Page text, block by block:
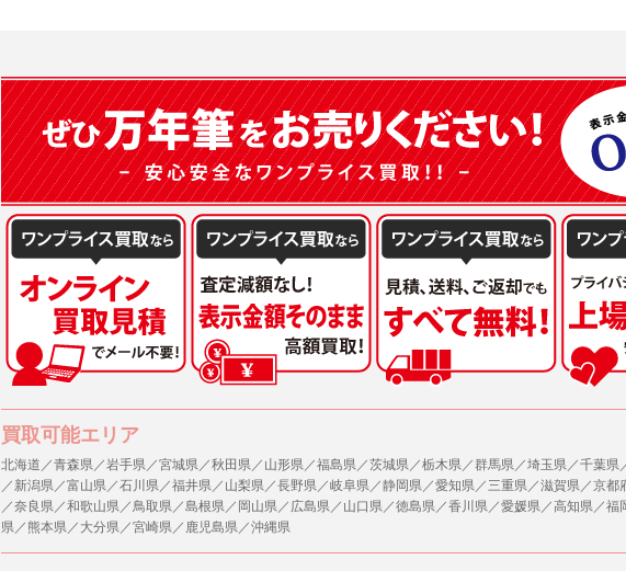
(1)ご本人の同意がある場合。なお第三者に提供する場合には原則として、機密保持、再提供の
止することを契約の条件といたします。
(2)法令等により開示を求められた場合。
(3)ご本人または公衆の生命、身体又は財産の保護のために必要がある場合であって、本人の同
(4)国の機関若しくは地方公共団体又はその委託を受けた者が法令の定める事務を遂行すること
本人の同意を得ることにより当該事務の遂行に支障を及ぼすおそれがあるとき。
(5)業務を円滑に進めるために、外部業者に個人データの一部又は全部の処理を委託する場合（
の安全管理が図られるように、委託先に対する必要かつ適切な監督を行ないます）。
４．ご提供の任意性
当社への個人情報の提供はお客様の任意ですが、必要な個人情報をご提供いただけない場合、
ますのでご了承下さい。
当社ホームページでは、利用者が当社ホームページに再訪問される際、より便利に当社ホーム
キーを使用する場合があります。
また利用者の統計的分析のため、または掲載された広告にクッキーを使用する場合があります。
に届け出るものとします。
3) 弊社は一年以上に亘って使用がないユーザーIDとこれに伴う個人情報を抹消することができ
4) ユーザーID、パスワード、メールアドレス及びこれに伴う個人情報の管理不十分、使用上の
は、ユーザーが負うものとし、弊社は一切責任を負いません。
5. 登録事項
1) ユーザーは、メールアドレスその他の登録事項に変更が生じた場合、直ちに弊社所定の変更
2) 弊社はユーザーの入会申込により知り得た情報、またはユーザーが本サイト及び本サービス
報に関し、以下の項目に該当する場合に利用することができるものとします。
(1) 統計した情報のみを開示し、ユーザーの個人情報を表示しない場合。
(2) ユーザーから寄せられた情報を、ユーザーの個人情報を表示せずに開示する場合。
(3) ユーザーが個人情報の開示について同意している場合。
(4) 法令により開示が求められた場合。
(5) 弊社で取り扱う商品またはサービスに関する案内や情報提供（郵便、電子メール等によるダ
(6) 弊社が利用目的を示してユーザーから取得した情報を、その利用目的の範囲内で利用する場
6. 情報の提供
1)弊社は、各ユーザーに対し、当該ユーザーの購入商品の情報、及び弊社の特価商品の情報等、
買取可能エリア
北海道／青森県／岩手県／宮城県／秋田県／山形県／福島県／茨城県／栃木県／群馬県／埼玉県／千葉県
／新潟県／富山県／石川県／福井県／山梨県／長野県／岐阜県／静岡県／愛知県／三重県／滋賀県／京都
／奈良県／和歌山県／鳥取県／島根県／岡山県／広島県／山口県／徳島県／香川県／愛媛県／高知県／福
県／熊本県／大分県／宮崎県／鹿児島県／沖縄県